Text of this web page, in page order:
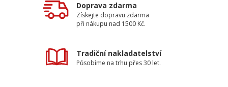
Doprava zdarma
Získejte dopravu zdarma
při nákupu nad 1500 Kč.
Tradiční nakladatelství
Působíme na trhu přes 30 let.